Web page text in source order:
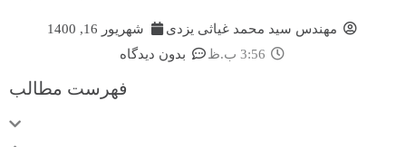
مهندس سید محمد غیاثی یزدی
شهریور 16, 1400
3:56 ب.ظ
بدون دیدگاه
فهرست مطالب